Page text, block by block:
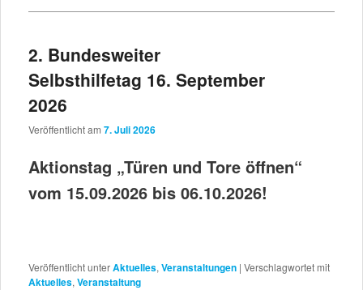
2. Bundesweiter
Selbsthilfetag 16. September
2026
Veröffentlicht am 7. Juli 2026
Aktionstag „Türen und Tore öffnen“
vom 15.09.2026 bis 06.10.2026!
Veröffentlicht unterAktuelles, Veranstaltungen | Verschlagwortet mit
Aktuelles, Veranstaltung